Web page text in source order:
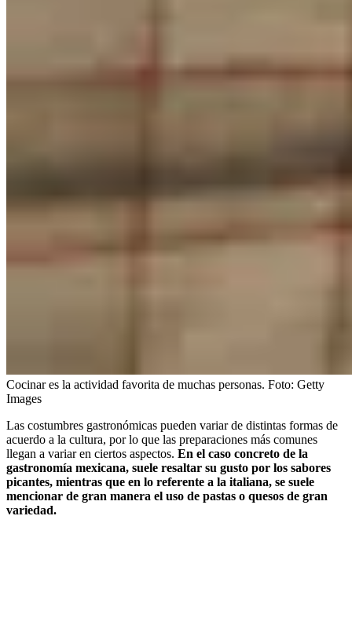
Cocinar es la actividad favorita de muchas personas. Foto: Getty
Images
Las costumbres gastronómicas pueden variar de distintas formas de
acuerdo a la cultura, por lo que las preparaciones más comunes
llegan a variar en ciertos aspectos. En el caso concreto de la
gastronomía mexicana, suele resaltar su gusto por los sabores
picantes, mientras que en lo referente a la italiana, se suele
mencionar de gran manera el uso de pastas o quesos de gran
variedad.